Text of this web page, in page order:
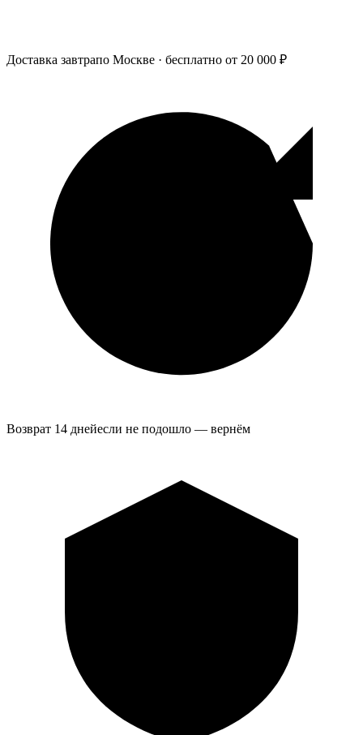
Доставка завтрапо Москве · бесплатно от 20 000 ₽
Возврат 14 днейесли не подошло — вернём